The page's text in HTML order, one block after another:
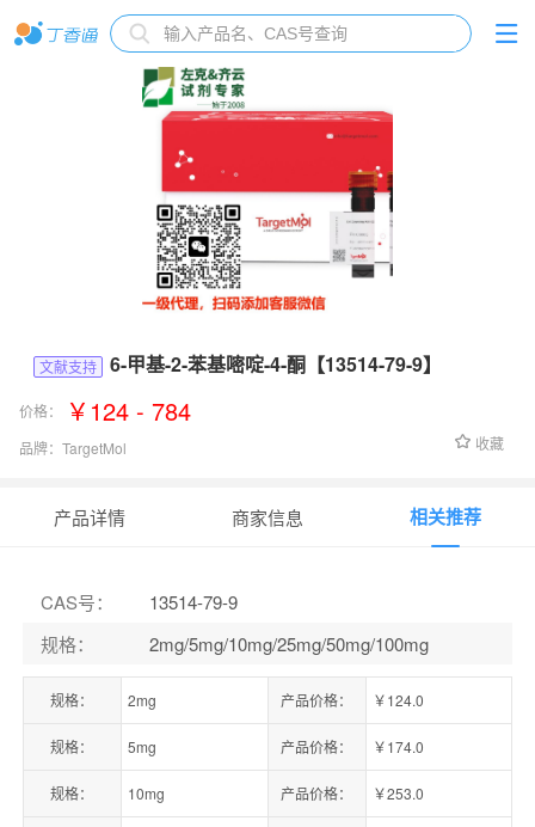
文献支持 6-甲基-2-苯基嘧啶-4-酮【13514-79-9】
价格： ￥124 - 784
品牌： TargetMol 收藏
产品详情 商家信息 相关推荐
CAS号：
13514-79-9
规格： 2mg/5mg/10mg/25mg/50mg/100mg
规格： 2mg 产品价格： ￥124.0
规格： 5mg 产品价格： ￥174.0
规格： 10mg 产品价格： ￥253.0